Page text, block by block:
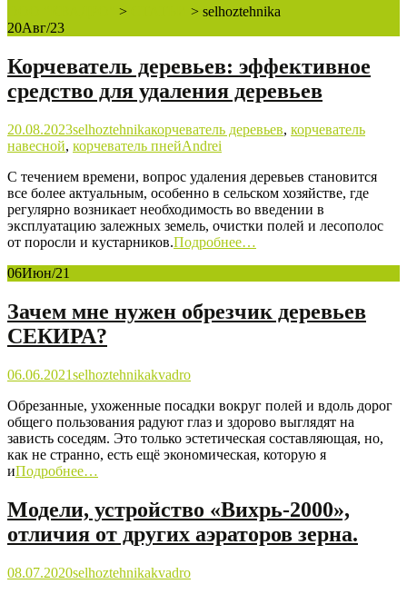
> > selhoztehnika
20Авг/23
Корчеватель деревьев: эффективное
средство для удаления деревьев
20.08.2023selhoztehnikaкорчеватель деревьев, корчеватель
навесной, корчеватель пнейAndrei
С течением времени, вопрос удаления деревьев становится
все более актуальным, особенно в сельском хозяйстве, где
регулярно возникает необходимость во введении в
эксплуатацию залежных земель, очистки полей и лесополос
от поросли и кустарников.Подробнее…
06Июн/21
Зачем мне нужен обрезчик деревьев
СЕКИРА?
06.06.2021selhoztehnikakvadro
Обрезанные, ухоженные посадки вокруг полей и вдоль дорог
общего пользования радуют глаз и здорово выглядят на
зависть соседям. Это только эстетическая составляющая, но,
как не странно, есть ещё экономическая, которую я
иПодробнее…
Модели, устройство «Вихрь-2000»,
отличия от других аэраторов зерна.
08.07.2020selhoztehnikakvadro